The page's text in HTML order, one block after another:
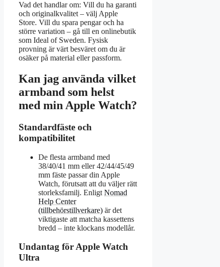
Vad det handlar om: Vill du ha garanti
och originalkvalitet – välj Apple
Store. Vill du spara pengar och ha
större variation – gå till en onlinebutik
som Ideal of Sweden. Fysisk
provning är värt besväret om du är
osäker på material eller passform.
Kan jag använda vilket
armband som helst
med min Apple Watch?
Standardfäste och
kompatibilitet
De flesta armband med
38/40/41 mm eller 42/44/45/49
mm fäste passar din Apple
Watch, förutsatt att du väljer rätt
storleksfamilj. Enligt Nomad
Help Center
(tillbehörstillverkare) är det
viktigaste att matcha kassettens
bredd – inte klockans modellår.
Undantag för Apple Watch
Ultra